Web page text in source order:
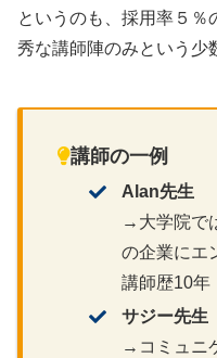
というのも、採用率５％
秀な講師陣のみという少
講師の一例
Alan先生
→大学院で
の企業にエ
講師歴10年
サジー先生
→コミュニ